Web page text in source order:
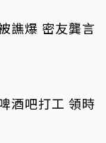
譙爆 密友龔言
打工 領時